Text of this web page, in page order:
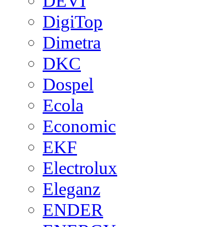
DigiTop
Dimetra
DKC
Dospel
Ecola
Economic
EKF
Electrolux
Eleganz
ENDER